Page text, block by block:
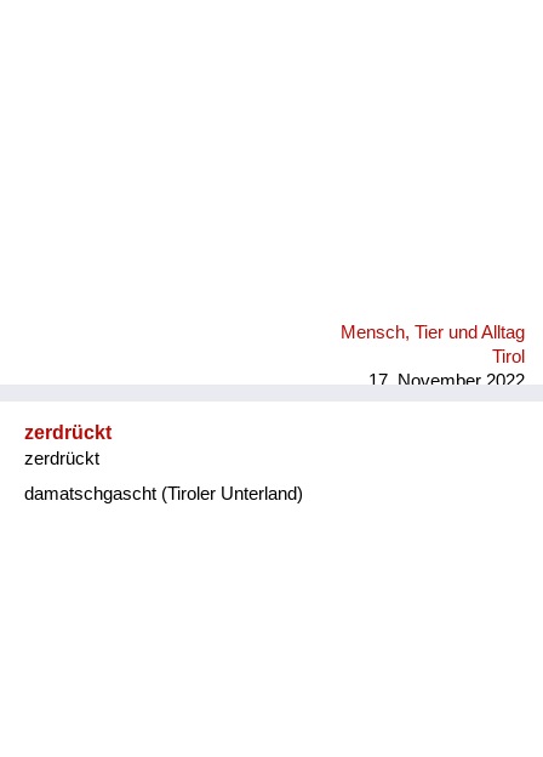
Mensch, Tier und Alltag
Tirol
17. November 2022
zerdrückt
zerdrückt
damatschgascht (Tiroler Unterland)